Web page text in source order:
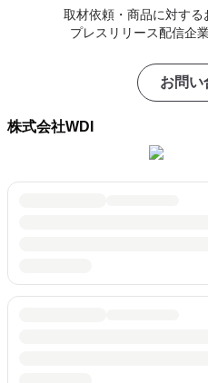
取材依頼・商品に対する
プレスリリース配信企
お問い
株式会社WDI